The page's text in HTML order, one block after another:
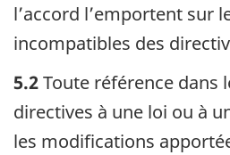
l’accord l’emportent sur
incompatibles des
5.2Toute référence dans
directives à une loi ou à
les modifications